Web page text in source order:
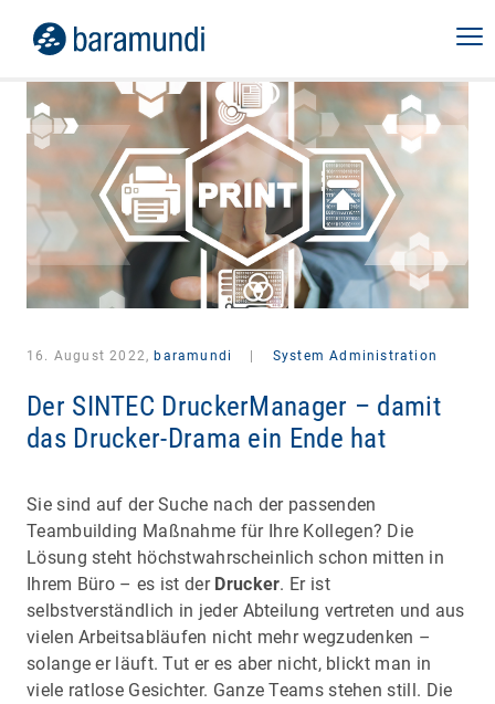
16. August 2022, baramundi System Administration
Der SINTEC DruckerManager – damit
das Drucker-Drama ein Ende hat
Sie sind auf der Suche nach der passenden
Teambuilding Maßnahme für Ihre Kollegen? Die
Lösung steht höchstwahrscheinlich schon mitten in
Ihrem Büro – es ist der Drucker. Er ist
selbstverständlich in jeder Abteilung vertreten und aus
vielen Arbeitsabläufen nicht mehr wegzudenken –
solange er läuft. Tut er es aber nicht, blickt man in
viele ratlose Gesichter. Ganze Teams stehen still. Die